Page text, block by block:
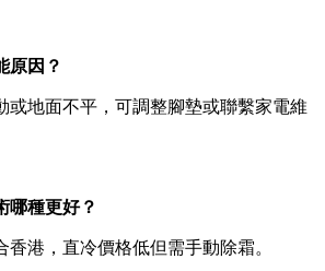
原因？
或地面不平，可調整腳墊或聯繫家電維
哪種更好？
香港，直冷價格低但需手動除霜。